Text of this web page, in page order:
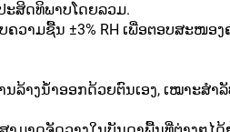
ະສິດທິພາບໂດຍລວມ.
ຄວາມຊື້ນ ±3% RH ເພື່ອຕອບສະໜອ
ລ້າງນ້ຳອອກດ້ວຍຕົນເອງ, ເໝາະສຳ